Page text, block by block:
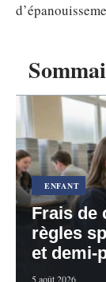
ENFANT
Frais de
règles
et demi-
5 août 2026